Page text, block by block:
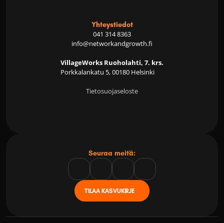
Yhteystiedot
041 314 8363
info@networkandgrowth.fi
VillageWorks Ruoholahti, 7. krs.
Porkkalankatu 5, 00180 Helsinki
Tietosuojaseloste
Seuraa meitä:
TILAA KASVUKIRJE